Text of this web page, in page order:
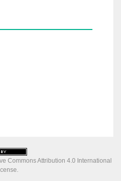
Commons Attribution 4.0 International
.